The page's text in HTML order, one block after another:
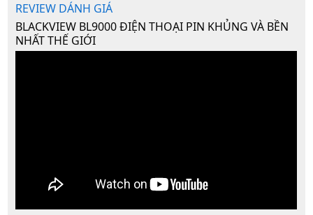
REVIEW DÁNH GIÁ
BLACKVIEW BL9000 ĐIỆN THOẠI PIN KHỦNG VÀ BỀN
NHẤT THẾ GIỚI